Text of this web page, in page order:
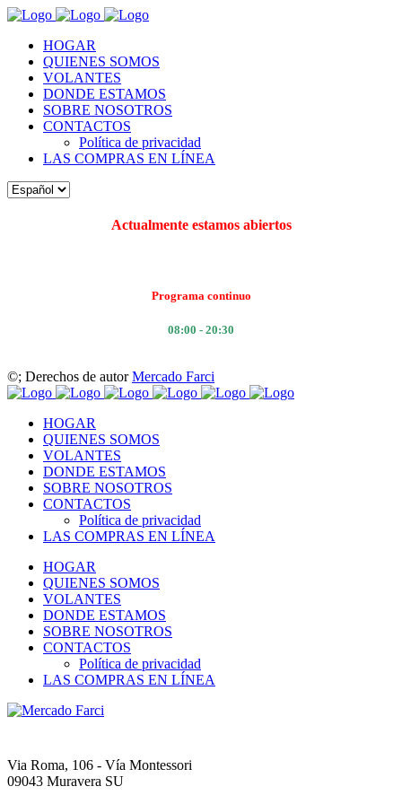
HOGAR
QUIENES SOMOS
VOLANTES
DONDE ESTAMOS
SOBRE NOSOTROS
CONTACTOS
Política de privacidad
LAS COMPRAS EN LÍNEA
Actualmente estamos abiertos
Programa continuo
08:00 - 20:30
©; Derechos de autorMercado Farci
HOGAR
QUIENES SOMOS
VOLANTES
DONDE ESTAMOS
SOBRE NOSOTROS
CONTACTOS
Política de privacidad
LAS COMPRAS EN LÍNEA
HOGAR
QUIENES SOMOS
VOLANTES
DONDE ESTAMOS
SOBRE NOSOTROS
CONTACTOS
Política de privacidad
LAS COMPRAS EN LÍNEA
Via Roma, 106 - Vía Montessori
09043 Muravera SU